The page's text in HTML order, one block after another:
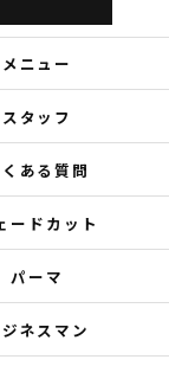
メニュー
スタッフ
ある質問
ードカット
パーマ
ネスマン